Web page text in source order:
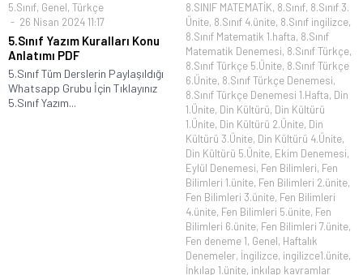
5.Sınıf, Genel, Türkçe
26 Nisan 2024 11:17
5.Sınıf Yazım Kuralları Konu
Anlatımı PDF
5.Sınıf Tüm Derslerin Paylaşıldığı
Whatsapp Grubu İçin Tıklayınız
5.Sınıf Yazım...
8.SINIF MATEMATİK, 8.Sınıf, 8.Sınıf 3.
Ünite, 8.Sınıf 4.ünite, 8.Sınıf ingilizce,
8.Sınıf Matematik 1.hafta, 8.Sınıf
Matematik Denemesi, 8.Sınıf Türkçe,
8.Sınıf Türkçe 5.Ünite, 8.Sınıf Türkçe
6.Ünite, 8.Sınıf Türkçe Denemesi,
8.Sınıf Türkçe Denemesi 1.Hafta, Din
1.Ünite, Din Kültürü, Din Kültürü
1.Ünite, Din Kültürü 2.Ünite, Din
Kültürü 3.Ünite, Din Kültürü 4.Ünite,
Din Kültürü 5.Ünite, Ekim Denemesi,
Eylül Denemesi, Fen Bilimleri, Fen
Bilimleri 1.ünite, Fen Bilimleri 2.ünite,
Fen Bilimleri 3.ünite, Fen Bilimleri
4.ünite, Fen Bilimleri 5.ünite, Fen
Bilimleri 6.ünite, Fen Bilimleri 7.ünite,
Fen deneme 1, Genel, Haftalık
Denemeler, İngilizce, ingilizce1.ünite,
İnkılap 1.ünite, inkılap kavramlar